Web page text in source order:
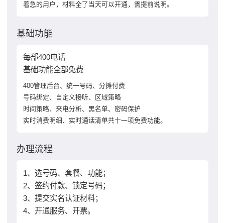
着急的用户，材料全了当天可以开通，需提前说明。
基础功能
每部400电话
基础功能全部免费
400管理后台、统一号码、分摊付费
号码绑定、自定义接听、区域策略
时间策略、来电分析、黑名单、密码保护
实时消费明细、实时通话清单共十一项免费功能。
办理流程
1、选号码、套餐、功能；
2、签约付款、锁定号码；
3、提交实名认证材料；
4、开通服务、开票。